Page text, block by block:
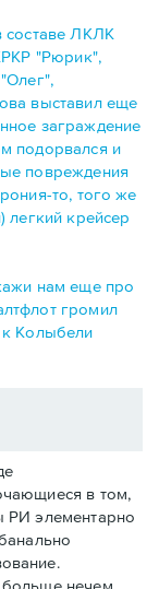
составе ЛКЛК
"Рюрик",
выставил еще
заграждение
подорвался и
повреждения
то, того же
легкий крейсер
нам еще про
громил
к Колыбели
в том,
РИ элементарно